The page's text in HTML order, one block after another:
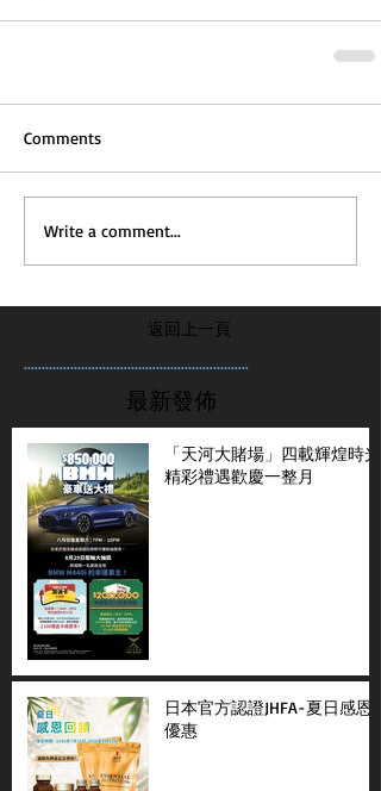
Comments
Write a comment...
返回上一頁
...............................................................
最新發佈
「天河大賭場」四載輝煌時光
精彩禮遇歡慶一整月
日本官方認證JHFA-夏日感恩
優惠